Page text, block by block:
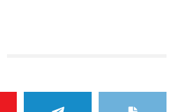
- просто натисни "лайк" під
for the development of